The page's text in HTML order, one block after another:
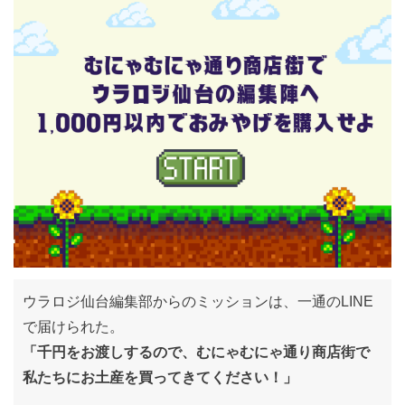
ウラロジ仙台編集部からのミッションは、一通のLINE
で届けられた。
「千円をお渡しするので、むにゃむにゃ通り商店街で
私たちにお土産を買ってきてください！」